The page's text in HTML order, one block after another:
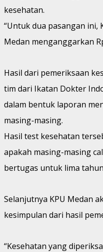
kesehatan.
“Untuk dua pasangan ini,
Medan menganggarkan
Hasil dari pemeriksaan
tim dari Ikatan Dokter
dalam bentuk laporan
masing-masing.
Hasil test kesehatan
apakah masing-masing
bertugas untuk lima
Selanjutnya KPU Medan
kesimpulan dari hasil
“Kesehatan yang